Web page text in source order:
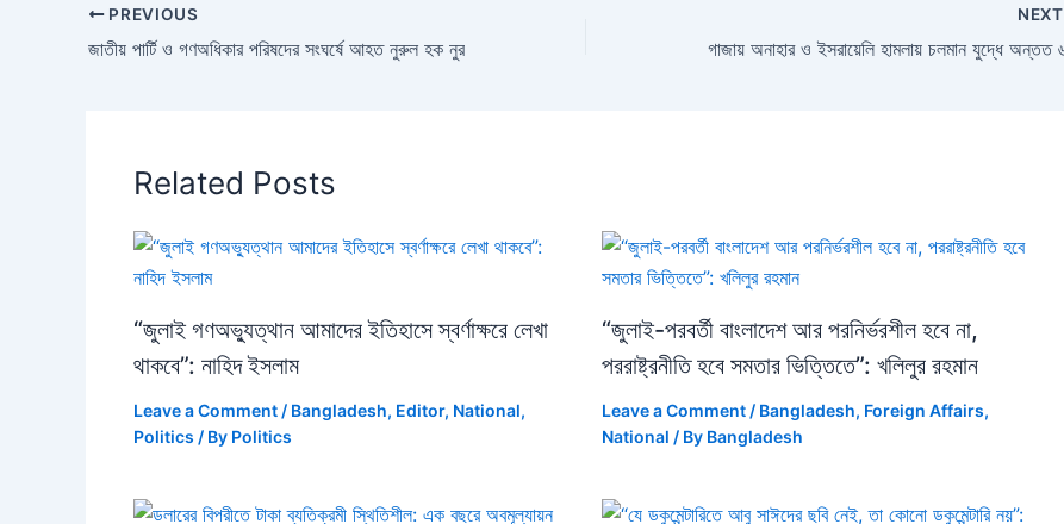
PREVIOUS
জাতীয় পার্টি ও গণঅধিকার পরিষদের সংঘর্ষে আহত নুরুল হক নুর
NEXT
Related Posts
“জুলাই গণঅভ্যুত্থান আমাদের ইতিহাসে স্বর্ণাক্ষরে লেখা
থাকবে”: নাহিদ ইসলাম
Leave a Comment / Bangladesh, Editor, National,
Politics / By Politics
“জুলাই-পরবর্তী বাংলাদেশ আর পরনির্ভরশীল হবে না,
পররাষ্ট্রনীতি হবে সমতার ভিত্তিতে”: খলিলুর রহমান
Leave a Comment / Bangladesh, Foreign Affairs,
National / By Bangladesh